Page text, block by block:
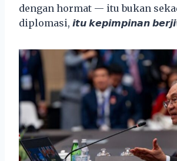
dengan hormat — itu bukan
diplomasi, 𝙞𝙩𝙪 𝙠𝙚𝙥𝙞𝙢𝙥𝙞𝙣𝙖𝙣